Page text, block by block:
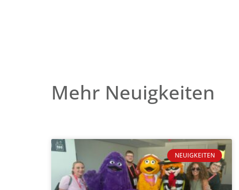
Mehr Neuigkeiten
NEUIGKEITEN